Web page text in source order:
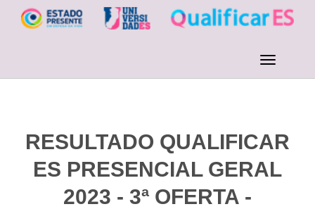
RESULTADO QUALIFICAR
ES PRESENCIAL GERAL
2023 - 3ª OFERTA -